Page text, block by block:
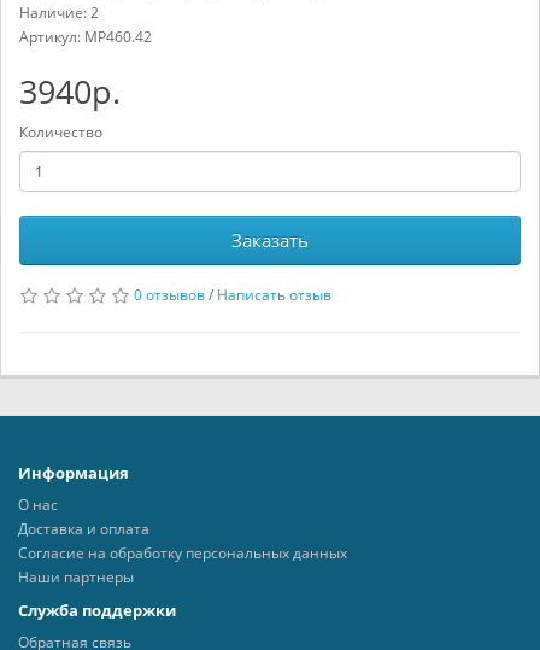
Наличие: 2
Артикул: MP460.42
3940р.
Количество
Заказать
0 отзывов/ Написать отзыв
Информация
О нас
Доставка и оплата
Согласие на обработку персональных данных
Наши партнеры
Служба поддержки
Обратная связь